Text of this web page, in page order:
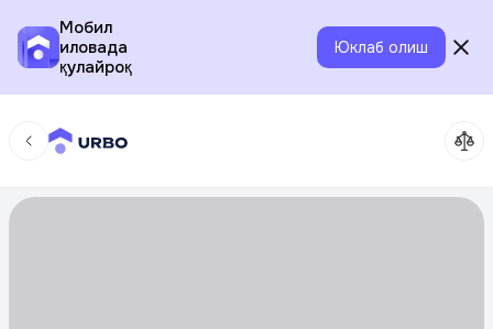
Мобил
иловада
қулайроқ
Юклаб олиш